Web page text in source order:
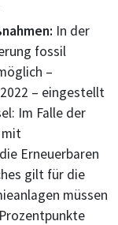
In der
fossil
–
– eingestellt
Im Falle der
mit
Erneuerbaren
gilt für die
müssen